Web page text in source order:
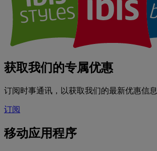
获取我们的专属优惠
订阅时事通讯，以获取我们的最新优惠信息
订阅
移动应用程序